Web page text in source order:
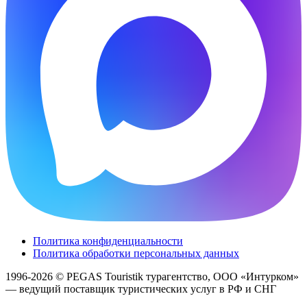
Политика конфиденциальности
Политика обработки персональных данных
1996-2026 © PEGAS Touristik турагентство, ООО «Интурком»
— ведущий поставщик туристических услуг в РФ и СНГ